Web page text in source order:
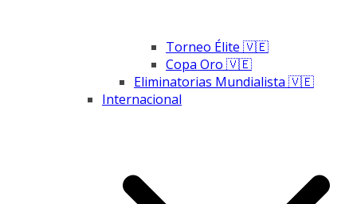
Torneo Élite 🇻🇪
Copa Oro 🇻🇪
Eliminatorias Mundialista 🇻🇪
Internacional